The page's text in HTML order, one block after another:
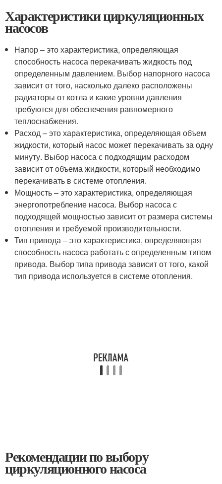
Характеристики циркуляционных
насосов
Напор – это характеристика, определяющая
способность насоса перекачивать жидкость под
определенным давлением. Выбор напорного насоса
зависит от того, насколько далеко расположены
радиаторы от котла и какие уровни давления
требуются для обеспечения равномерного
теплоснабжения.
Расход – это характеристика, определяющая объем
жидкости, который насос может перекачивать за одну
минуту. Выбор насоса с подходящим расходом
зависит от объема жидкости, который необходимо
перекачивать в системе отопления.
Мощность – это характеристика, определяющая
энергопотребление насоса. Выбор насоса с
подходящей мощностью зависит от размера системы
отопления и требуемой производительности.
Тип привода – это характеристика, определяющая
способность насоса работать с определенным типом
привода. Выбор типа привода зависит от того, какой
тип привода используется в системе отопления.
Рекомендации по выбору
циркуляционного насоса